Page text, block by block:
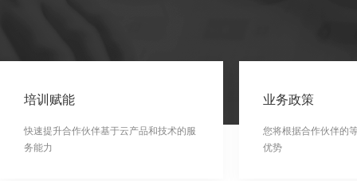
培训赋能
快速提升合作伙伴基于云产品和技术的服
务能力
业务政策
您将根据合作伙伴的
优势